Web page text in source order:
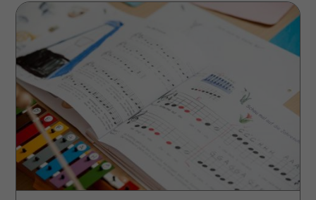
Taidekasvatusta
toiminta-
alueittain